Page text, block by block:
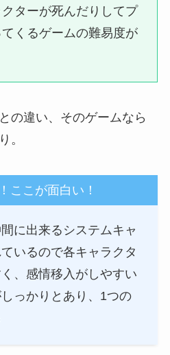
ターが死んだりしてプ
くるゲームの難易度が
の違い、そのゲームなら
。
ここが面白い！
に出来るシステムキャ
いるので各キャラクタ
、感情移入がしやすい
っかりとあり、1つの